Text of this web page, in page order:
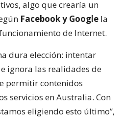
algo que crearía un
Facebook y Google la
de Internet.
dura elección: intentar
ignora las realidades de
permitir contenidos
servicios en Australia. Con
eligiendo esto último”,